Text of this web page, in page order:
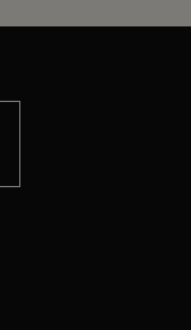
ス型から選ぶ
ぶ
ルシャツ
タン
ダー
・マフラー